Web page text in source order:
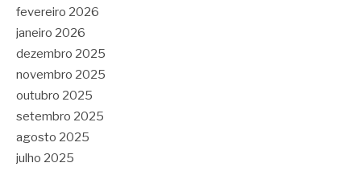
fevereiro 2026
janeiro 2026
dezembro 2025
novembro 2025
outubro 2025
setembro 2025
agosto 2025
julho 2025